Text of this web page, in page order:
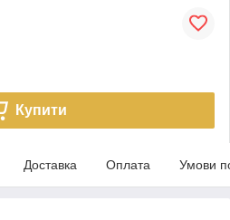
Купити
Доставка Оплата Умови